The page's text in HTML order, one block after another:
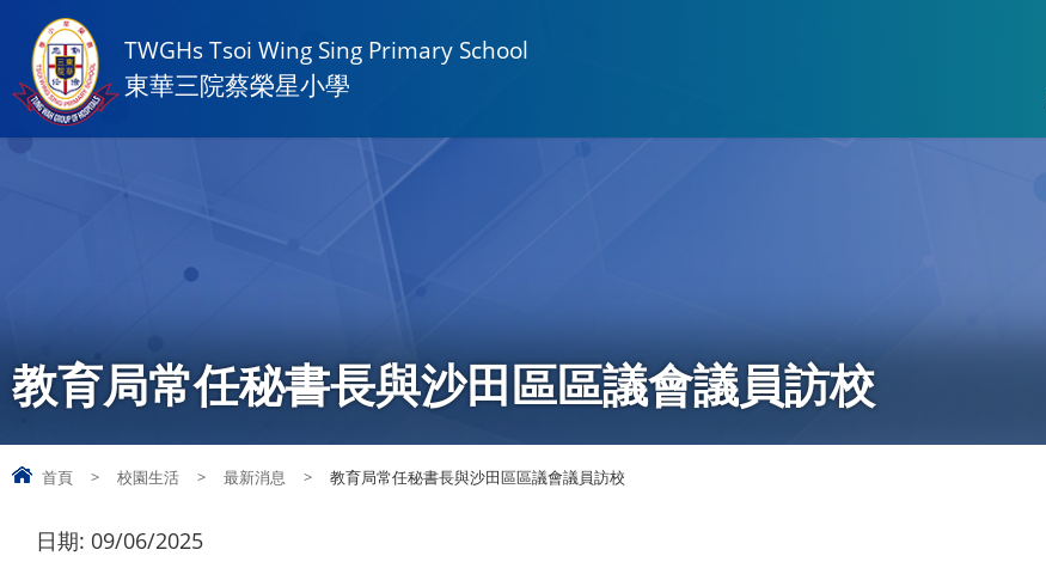
TWGHs Tsoi Wing Sing Primary School
東華三院蔡榮星小學
教育局常任秘書長與沙田區區議會議員訪校
首頁 > 校園生活 > 最新消息 > 教育局常任秘書長與沙田區區議會議員訪校
日期: 09/06/2025